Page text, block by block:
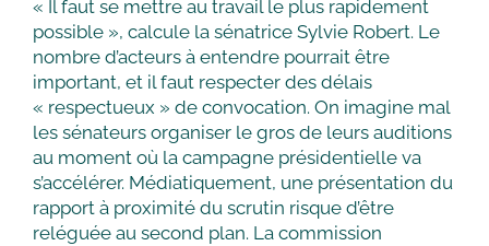
« Il faut se mettre au travail le plus rapidement
possible », calcule la sénatrice Sylvie Robert. Le
nombre d’acteurs à entendre pourrait être
important, et il faut respecter des délais
« respectueux » de convocation. On imagine mal
les sénateurs organiser le gros de leurs auditions
au moment où la campagne présidentielle va
s’accélérer. Médiatiquement, une présentation du
rapport à proximité du scrutin risque d’être
reléguée au second plan. La commission